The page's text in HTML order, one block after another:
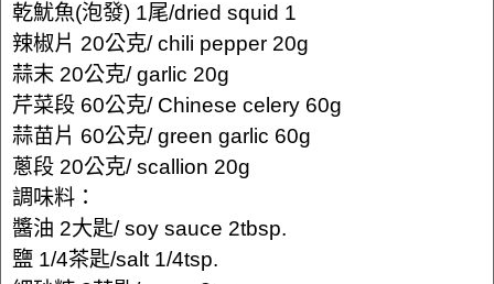
乾魷魚(泡發) 1尾/dried squid 1
辣椒片 20公克/ chili pepper 20g
蒜末 20公克/ garlic 20g
芹菜段 60公克/ Chinese celery 60g
蒜苗片 60公克/ green garlic 60g
蔥段 20公克/ scallion 20g
調味料：
醬油 2大匙/ soy sauce 2tbsp.
鹽 1/4茶匙/salt 1/4tsp.